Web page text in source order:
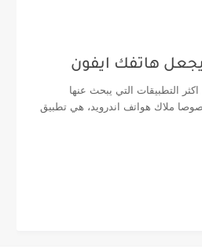
هاتفك ايفون
التطبيقات التي يبحث عنها
ملاك هواتف اندرويد، هي تطبيق